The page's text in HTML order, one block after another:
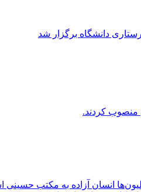
دانشگاه برگزار شد
منصوب کردند.
انسان آزاده به مکتب